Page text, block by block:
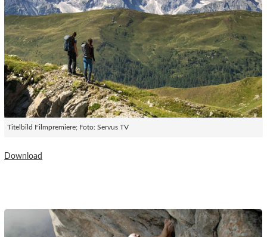
Titelbild Filmpremiere; Foto: Servus TV
Download